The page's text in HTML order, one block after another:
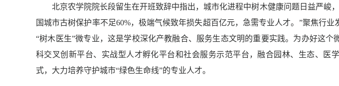
北京农学院院长段留生在开班致辞中指出，城市化进程中树木健康问题日益严峻
国城市古树保护率不足60%，极端气候致年损失超百亿元，急需专业人才。”聚焦行
“树木医生”微专业，这是学校深化产教融合、服务生态文明的重要实践。为办好这个
科交叉创新平台、实战型人才孵化平台和社会服务示范平台，融合园林、生态、医
式，大力培养守护城市“绿色生命线”的专业人才。